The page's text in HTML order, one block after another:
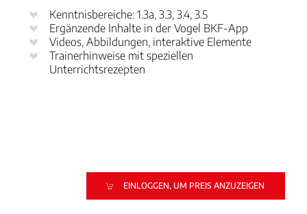
Kenntnisbereiche: 1.3a, 3.3, 3.4, 3.5
Ergänzende Inhalte in der Vogel BKF-App
Videos, Abbildungen, interaktive Elemente
Trainerhinweise mit speziellen
Unterrichtsrezepten
EINLOGGEN, UM PREIS ANZUZEIGEN